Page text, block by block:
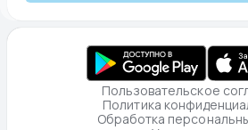
Пользовательское
Политика
Обработка